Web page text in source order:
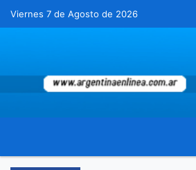
Viernes 7 de Agosto de 2026Hoy es